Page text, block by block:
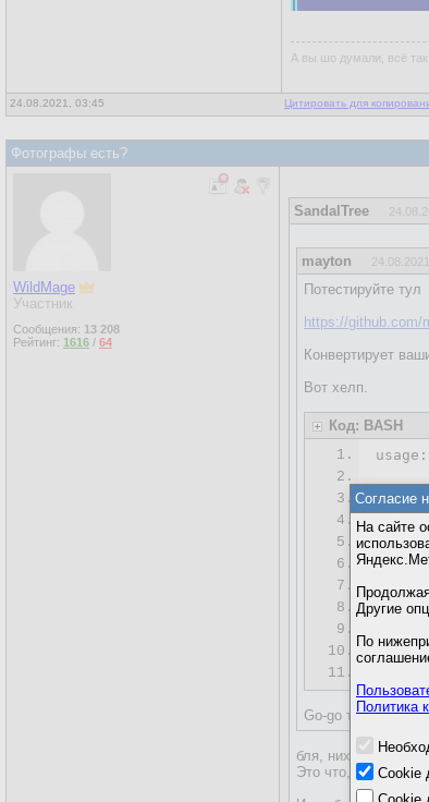
А вы шо думали, всё так
24.08.2021, 03:45 Цитировать для
Фотографы есть?
WildMage
Участник
Сообщения: 13 208
Рейтинг: 1616 / 64
SandalTree
mayton
Потестируйте тул
https://github.com/
Конвертирует
Вот хелп.
Код: BASH
1.
2.
3.
4.
5.
6.
7.
8.
9.
10.
11.
-d,--
-f,--
-o,--
-s ,--
-x,--
Go-go
бля, нихера не
Это что, только
Согласие
На сайте
Другие
По
Политика
Cookie